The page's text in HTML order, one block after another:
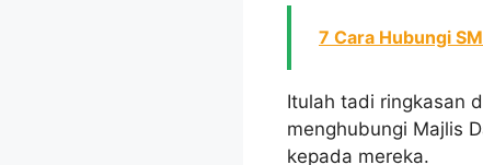
7 Cara Hubungi
Itulah tadi ringkasan
menghubungi Majlis
kepada mereka.